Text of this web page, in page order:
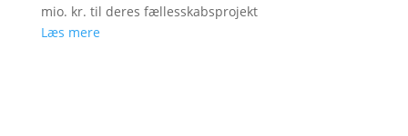
mio. kr. til deres fællesskabsprojekt
Læs mere